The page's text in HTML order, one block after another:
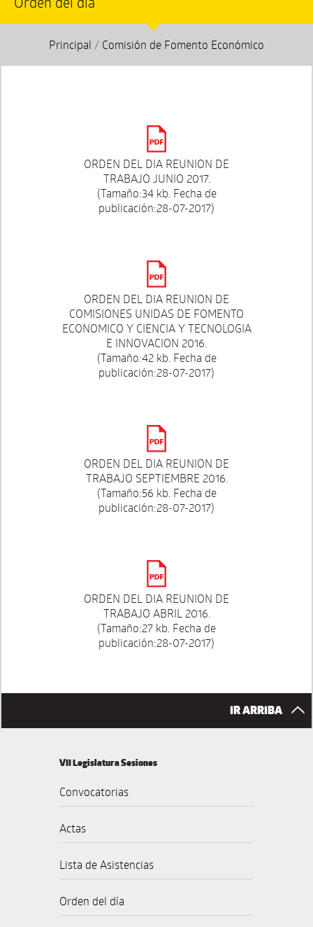
Principal / Comisión de Fomento Económico
ORDEN DEL DIA REUNION DE
TRABAJO JUNIO 2017.
(Tamaño:34 kb. Fecha de
publicación:28-07-2017)
ORDEN DEL DIA REUNION DE
COMISIONES UNIDAS DE FOMENTO
ECONOMICO Y CIENCIA Y TECNOLOGIA
E INNOVACION 2016.
(Tamaño:42 kb. Fecha de
publicación:28-07-2017)
ORDEN DEL DIA REUNION DE
TRABAJO SEPTIEMBRE 2016.
(Tamaño:56 kb. Fecha de
publicación:28-07-2017)
ORDEN DEL DIA REUNION DE
TRABAJO ABRIL 2016.
(Tamaño:27 kb. Fecha de
publicación:28-07-2017)
IR ARRIBA
VII Legislatura Sesiones
Convocatorias
Actas
Lista de Asistencias
Orden del día